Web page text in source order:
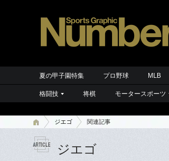
夏の甲子園特集 プロ野球 MLB
格闘技 将棋 モータースポーツ
ジエゴ 関連記事
ジエゴ